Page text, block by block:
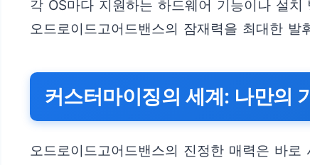
각 OS마다 지원하는 하드웨어 기능이나 설
오드로이드고어드밴스의 잠재력을 최대한 발
커스터마이징의 세계: 나만의
오드로이드고어드밴스의 진정한 매력은 바